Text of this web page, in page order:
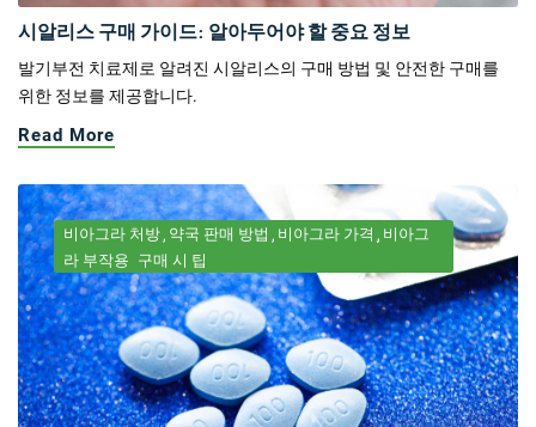
시알리스 구매 가이드: 알아두어야 할 중요 정보
발기부전 치료제로 알려진 시알리스의 구매 방법 및 안전한 구매를
위한 정보를 제공합니다.
Read More
비아그라 처방 약국 판매 방법 비아그라 가격
비아그
라 부작용 구매 시 팁